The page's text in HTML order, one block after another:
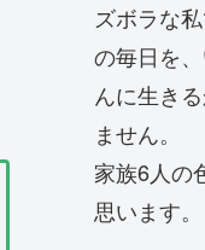
ズボラな
の毎日を
んに生き
ません。
家族6人の
思います。